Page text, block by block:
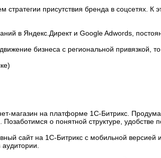
присутствия бренда в соцсетях.
в Яндекс.Директ и Google Adwords,
бизнеса с региональной привязкой,
магазин на платформе 1С-Битрикс.
о понятной структуре, удобстве
сайт на 1С-Битрикс с мобильной